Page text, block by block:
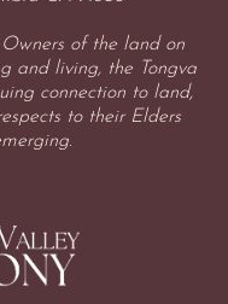
of the land on
and living, the Tongva
connection to land,
to their Elders